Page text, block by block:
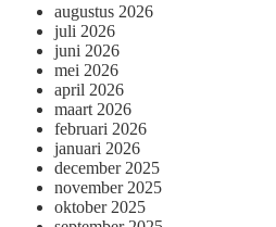
augustus 2026
juli 2026
juni 2026
mei 2026
april 2026
maart 2026
februari 2026
januari 2026
december 2025
november 2025
oktober 2025